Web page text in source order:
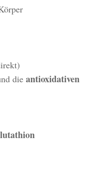
die antioxidativen